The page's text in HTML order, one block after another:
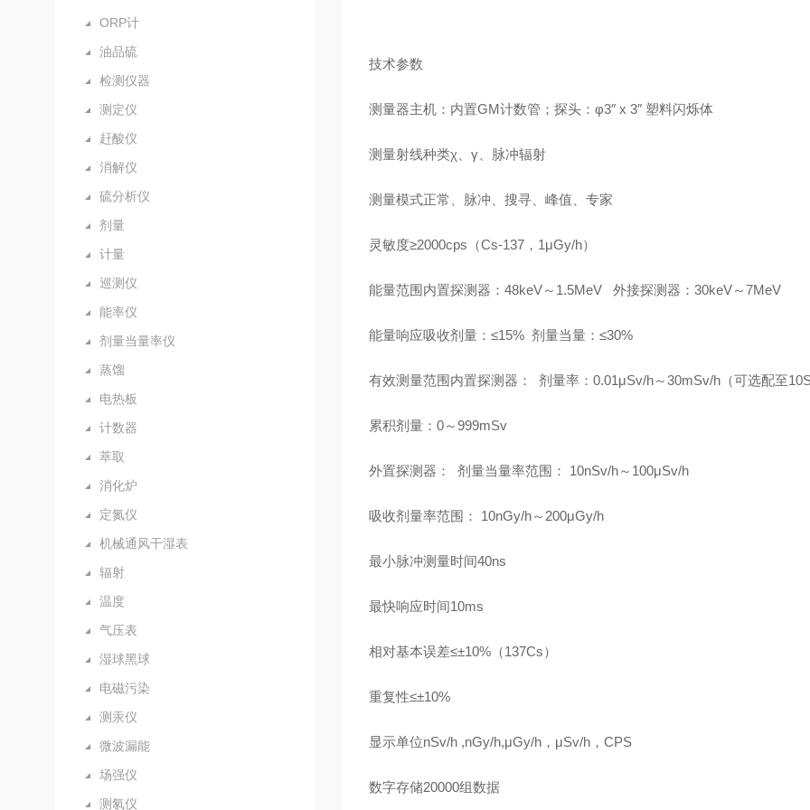
ORP计
油品硫
检测仪器
测定仪
赶酸仪
消解仪
硫分析仪
剂量
计量
巡测仪
能率仪
剂量当量率仪
蒸馏
电热板
计数器
萃取
消化炉
定氮仪
机械通风干湿表
辐射
温度
气压表
湿球黑球
电磁污染
测汞仪
微波漏能
场强仪
测氡仪
技术参数
测量器主机：内置GM计数管；探头：φ3″ x 3″ 塑料闪烁体
测量射线种类χ、γ、脉冲辐射
测量模式正常、脉冲、搜寻、峰值、专家
灵敏度≥2000cps（Cs-137，1μGy/h）
能量范围 内置探测器：48keV～1.5MeV 外接探测器：30keV～7MeV
能量响应吸收剂量：≤15% 剂量当量：≤30%
有效测量范围 内置探测器： 剂量率：0.01μSv/h～30mSv/h（可选配至
累积剂量：0～999mSv
外置探测器： 剂量当量率范围： 10nSv/h～100μSv/h
吸收剂量率范围： 10nGy/h～200μGy/h
最小脉冲测量时间40ns
最快响应时间10ms
相对基本误差≤±10%（137Cs）
重复性≤±10%
显示单位nSv/h ,nGy/h,μGy/h，μSv/h，CPS
数字存储20000组数据